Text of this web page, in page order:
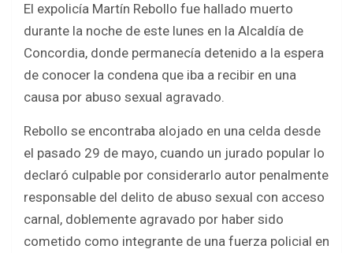
ce
b
o
o
k
tt
er
at
s
A
p
p
ar
e
El expolicía Martín Rebollo fue hallado muerto
durante la noche de este lunes en la Alcaldía de
Concordia, donde permanecía detenido a la espera
de conocer la condena que iba a recibir en una
causa por abuso sexual agravado.
Rebollo se encontraba alojado en una celda desde
el pasado 29 de mayo, cuando un jurado popular lo
declaró culpable por considerarlo autor penalmente
responsable del delito de abuso sexual con acceso
carnal, doblemente agravado por haber sido
cometido como integrante de una fuerza policial en